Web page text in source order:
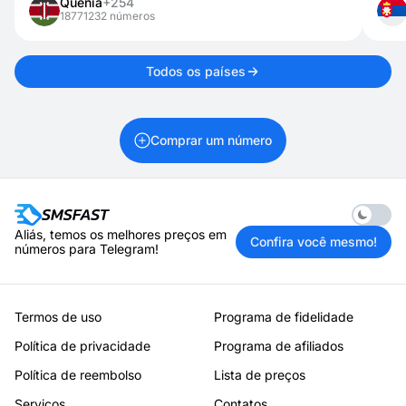
18771232 números
Todos os países
Comprar um número
Enable
Aliás, temos os melhores preços em
números para Telegram!
Confira você mesmo!
Termos de uso
Programa de fidelidade
Política de privacidade
Programa de afiliados
Política de reembolso
Lista de preços